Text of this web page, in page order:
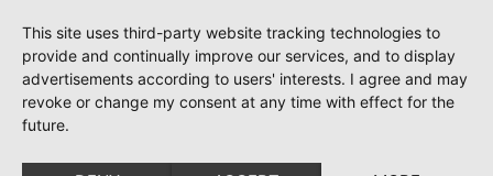
This site uses third-party website tracking technologies to
provide and continually improve our services, and to display
advertisements according to users' interests. I agree and may
revoke or change my consent at any time with effect for the
future.